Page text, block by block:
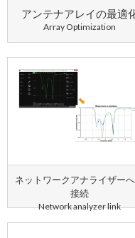
アンテナアレイの最適
Array Optimization
ネットワークアナライザー
接続
Network analyzer link